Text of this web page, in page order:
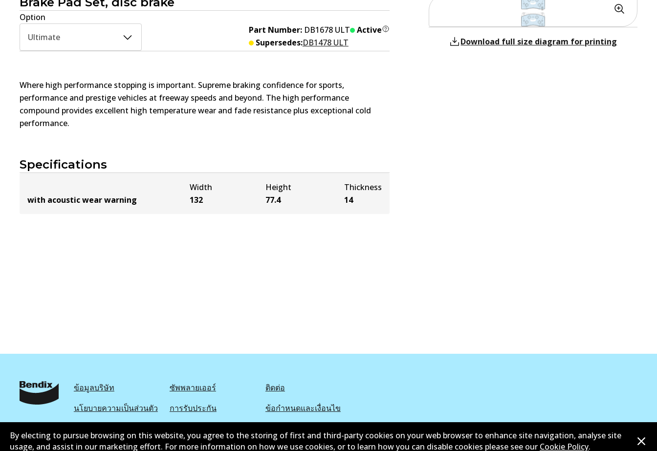
Option
Ultimate
Part Number: DB1678 ULT
Active
Supersedes:DB1478 ULT
Specifications
with acoustic wear warning
Width
132
Height
77.4
Thickness
14
Download full size diagram for printing
Where high performance stopping is important. Supreme braking confidence for sports,
performance and prestige vehicles at freeway speeds and beyond. The high performance
compound provides excellent high temperature wear and fade resistance plus exceptional cold
performance.
ข้อมูลบริษัท ซัพพลายเออร์
ติดต่อ
นโยบายความเป็นส่วนตัว
การรับประกัน
ข้อกำหนดและเงื่อนไข
By electing to pursue browsing on this website, you agree to the storing of first and third-party cookies on your web browser to enhance site navigation, analyse site
usage, and assist in our marketing effort. For more information on how we use cookies, or to learn how you can disable cookies please see our Cookie Policy.